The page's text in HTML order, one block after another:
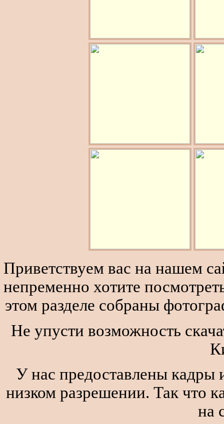
Приветствуем вас на нашем
непременно хотите
этом разделе собраны
Не упусти возможность
У нас предоставлены кадры
низком разрешении. Так что
на